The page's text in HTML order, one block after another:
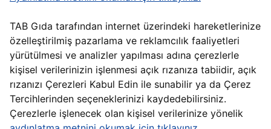
TAB Gıda tarafından internet üzerindeki hareketlerinize
özelleştirilmiş pazarlama ve reklamcılık faaliyetleri
yürütülmesi ve analizler yapılması adına çerezlerle
kişisel verilerinizin işlenmesi açık rızanıza tabiidir, açık
rızanızı Çerezleri Kabul Edin ile sunabilir ya da Çerez
Tercihlerinden seçeneklerinizi kaydedebilirsiniz.
Çerezlerle işlenecek olan kişisel verilerinize yönelik
WEB SİTESİ AYDINLATMA METNİ
ÇEREZ AYARLARIMI DEĞİŞTİR
TM & © 2026 Burger King Corporation. Tüm hakları saklıdır. Burger King
Corporation, Burger King markası ve ambleminin tek hak sahibidir.
TM & © 2026 Popeyes Louisiana Kitchen, Inc. All rights reserved. Tüm
hakları saklıdır. Popeyes Louisiana Kitchen, Inc., Popeyes® markası ve
ambleminin tek hak sahibidir.
TM & © 2026 Arby’s IP Holder, LLC. Tüm hakları saklıdır. Arby’s IP Holder,
LLC. Arby’s markası ve ambleminin tek hak sahibidir.
SUBWAY®, Subway IP LLC. şirketinin tescilli ticari markasıdır. © 2026
Subway IP LLC.